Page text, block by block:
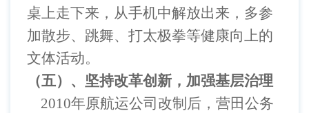
桌上走下来，从手机中解放出来，多参
加散步、跳舞、打太极拳等健康向上的
文体活动。
（五）、坚持改革创新，加强基层治理
2010年原航运公司改制后，营田公务